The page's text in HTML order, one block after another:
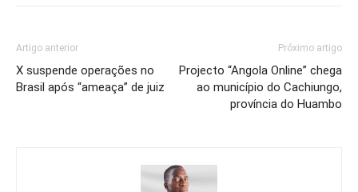
Artigo anterior
X suspende operações no
Brasil após “ameaça” de juiz
Próximo artigo
Projecto “Angola Online” chega
ao município do Cachiungo,
província do Huambo